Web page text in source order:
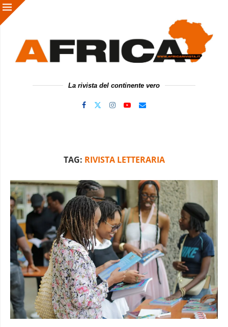
La rivista del continente vero
TAG: RIVISTA LETTERARIA